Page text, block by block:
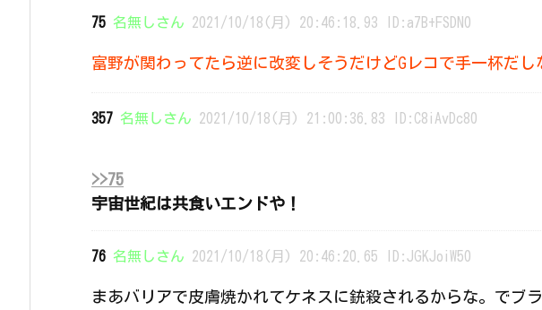
75 名無しさん 2021/10/18(月) 20:46:18.93 ID:a7B+FSDN0
富野が関わってたら逆に改変しそうだけどGレコで手一杯だし
357 名無しさん 2021/10/18(月) 21:00:36.83 ID:C8iAvDc80
>>75
宇宙世紀は共食いエンドや！
76 名無しさん 2021/10/18(月) 20:46:20.65 ID:JGKJoiW50
まあバリアで皮膚焼かれてケネスに銃殺されるからな。でブ